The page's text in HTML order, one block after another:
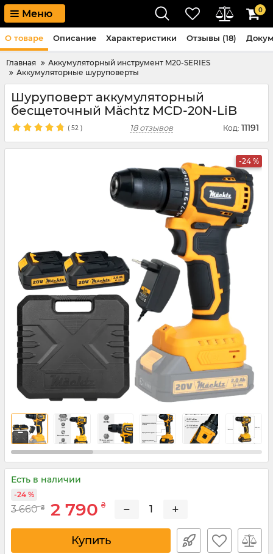
Меню 0
Главная
Аккумуляторный инструмент M20-SERIES
Аккумуляторные шуруповерты
Шуруповерт аккумуляторный
бесщеточный Mächtz MCD-20N-LiB
( 52 ) 18 отзывов Код: 11191
-24 %
Есть в наличии
3 660 ₴ 2 790 ₴
-24 %
− +
Купить
О товаре Описание Характеристики Отзывы (18)